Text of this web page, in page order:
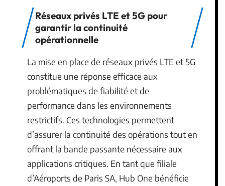
Réseaux privés LTE et 5G pour
garantir la continuité
opérationnelle
La mise en place de réseaux privés LTE et 5G
constitue une réponse efficace aux
problématiques de fiabilité et de
performance dans les environnements
restrictifs. Ces technologies permettent
d’assurer la continuité des opérations tout en
offrant la bande passante nécessaire aux
applications critiques. En tant que filiale
d’Aéroports de Paris SA, Hub One bénéficie